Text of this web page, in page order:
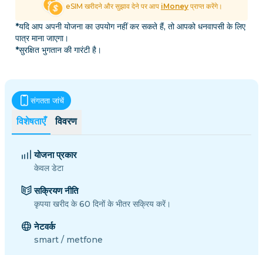
eSIM खरीदने और सुझाव देने पर आप iMoney प्राप्त करेंगे।
*यदि आप अपनी योजना का उपयोग नहीं कर सकते हैं, तो आपको धनवापसी के लिए
पात्र माना जाएगा।
*सुरक्षित भुगतान की गारंटी है।
विशेषताएँ विवरण
संगतता जांचें
योजना प्रकार
केवल डेटा
सक्रियण नीति
कृपया खरीद के 60 दिनों के भीतर सक्रिय करें।
नेटवर्क
smart / metfone